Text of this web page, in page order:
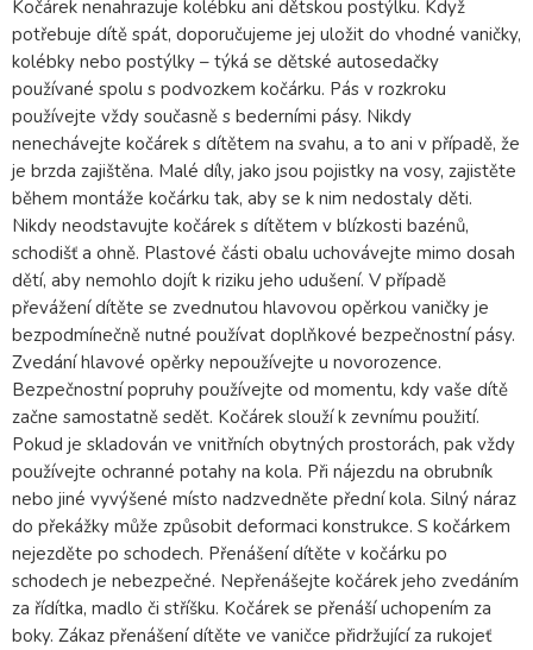
Kočárek nenahrazuje kolébku ani dětskou postýlku. Když
potřebuje dítě spát, doporučujeme jej uložit do vhodné vaničky,
kolébky nebo postýlky – týká se dětské autosedačky
používané spolu s podvozkem kočárku. Pás v rozkroku
používejte vždy současně s bederními pásy. Nikdy
nenechávejte kočárek s dítětem na svahu, a to ani v případě, že
je brzda zajištěna. Malé díly, jako jsou pojistky na vosy, zajistěte
během montáže kočárku tak, aby se k nim nedostaly děti.
Nikdy neodstavujte kočárek s dítětem v blízkosti bazénů,
schodišť a ohně. Plastové části obalu uchovávejte mimo dosah
dětí, aby nemohlo dojít k riziku jeho udušení. V případě
převážení dítěte se zvednutou hlavovou opěrkou vaničky je
bezpodmínečně nutné používat doplňkové bezpečnostní pásy.
Zvedání hlavové opěrky nepoužívejte u novorozence.
Bezpečnostní popruhy používejte od momentu, kdy vaše dítě
začne samostatně sedět. Kočárek slouží k zevnímu použití.
Pokud je skladován ve vnitřních obytných prostorách, pak vždy
používejte ochranné potahy na kola. Při nájezdu na obrubník
nebo jiné vyvýšené místo nadzvedněte přední kola. Silný náraz
do překážky může způsobit deformaci konstrukce. S kočárkem
nejezděte po schodech. Přenášení dítěte v kočárku po
schodech je nebezpečné. Nepřenášejte kočárek jeho zvedáním
za řídítka, madlo či stříšku. Kočárek se přenáší uchopením za
boky. Zákaz přenášení dítěte ve vaničce přidržující za rukojeť